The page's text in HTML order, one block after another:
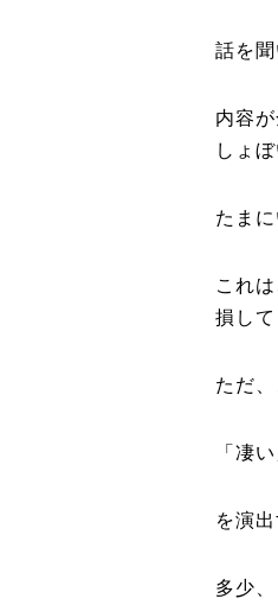
話を聞
内容
しょ
たまに
これ
損して
ただ
「凄い
を演
多少